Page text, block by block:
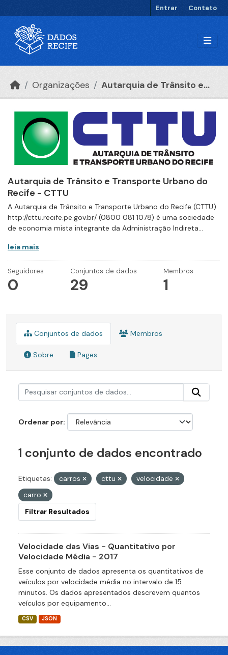
Entrar Contato
Organizações Autarquia de Trânsito e...
Autarquia de Trânsito e Transporte Urbano do
Recife - CTTU
A Autarquia de Trânsito e Transporte Urbano do Recife (CTTU)
http://cttu.recife.pe.gov.br/ (0800 081 1078) é uma sociedade
de economia mista integrante da Administração Indireta...
leia mais
Seguidores
0
Conjuntos de dados
29
Membros
1
Conjuntos de dados Membros
Sobre Pages
Ordenar por
1 conjunto de dados encontrado
Etiquetas: carros cttu
velocidade
carro
Filtrar Resultados
Velocidade das Vias - Quantitativo por
Velocidade Média - 2017
Esse conjunto de dados apresenta os quantitativos de
veículos por velocidade média no intervalo de 15
minutos. Os dados apresentados descrevem quantos
veículos por equipamento...
CSV JSON